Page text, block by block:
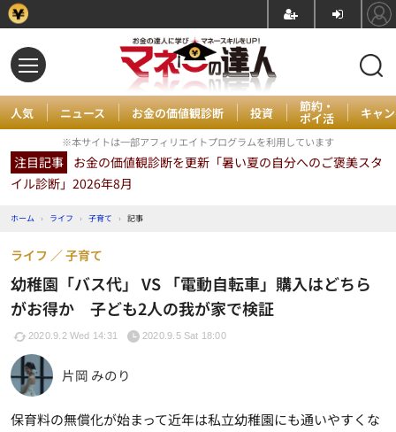
人気 ニュース お金の価値観診断 投資 節約・
ポイ活 キャ
※本サイトは一部アフィリエイトプログラムを利用しています
注目記事 お金の価値観診断を更新「暑い夏の自分へのご褒美スタ
イル診断」2026年8月
ホーム › ライフ › 子育て › 記事
幼稚園「バス代」 VS 「電動自転車」購入はどちら
がお得か 子ども2人の我が家で検証
ライフ 子育て
2020.9.2 Wed 14:31 2020.9.5 Sat 18:00
片岡 みのり
保育料の無償化が始まって近年は私立幼稚園にも通いやすくな